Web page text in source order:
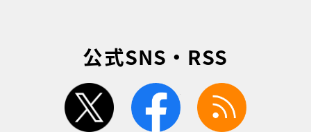
公式SNS・RSS
twitter facebook